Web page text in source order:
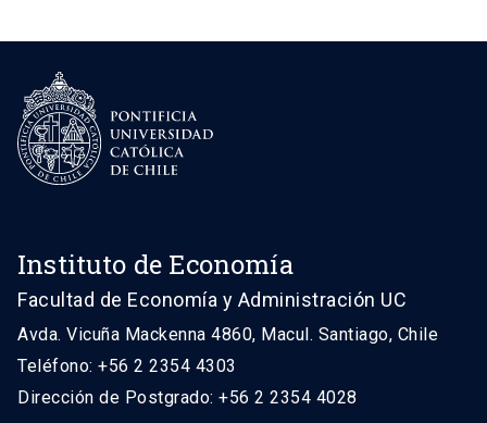
Instituto de Economía
Facultad de Economía y Administración UC
Avda. Vicuña Mackenna 4860, Macul. Santiago, Chile
Teléfono: +56 2 2354 4303
Dirección de Postgrado: +56 2 2354 4028